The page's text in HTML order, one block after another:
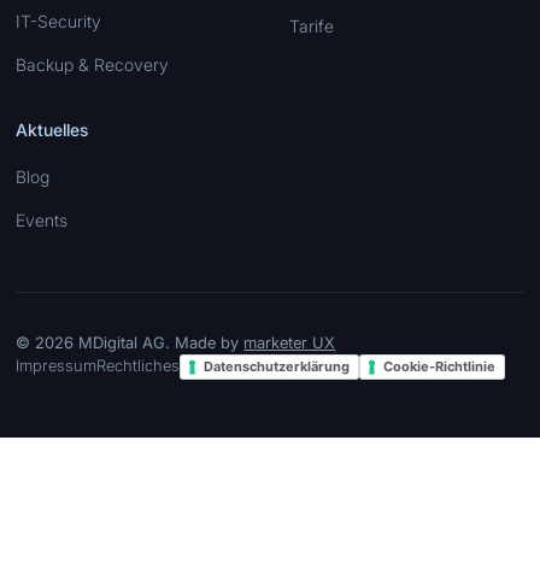
IT-Security
Backup & Recovery
Tarife
Aktuelles
Blog
Events
© 2026 MDigital AG. Made by marketer UX
ImpressumRechtliches Datenschutzerklärung Cookie-Richtlinie